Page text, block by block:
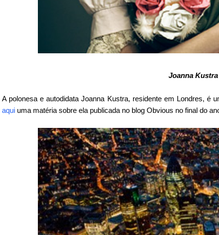
Joanna Kustra
A polonesa e autodidata Joanna Kustra, residente em Londres, é
aqui uma matéria sobre ela publicada no blog Obvious no final do